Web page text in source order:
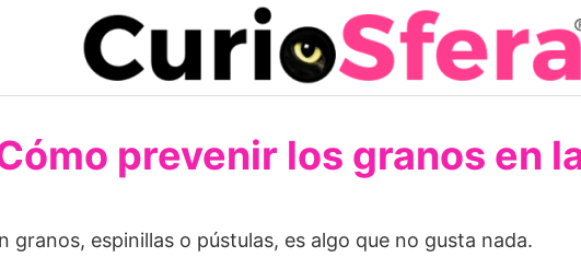
prevenir los granos en
granos, espinillas o pústulas, es algo que no gusta nada.